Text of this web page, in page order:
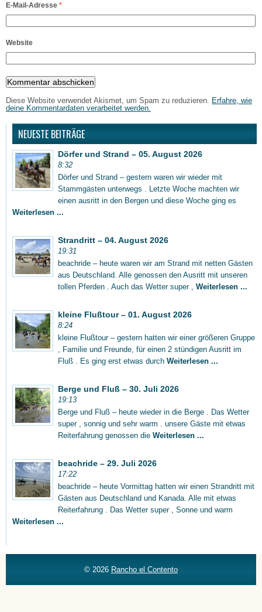
E-Mail-Adresse *
Website
Diese Website verwendet Akismet, um Spam zu reduzieren. Erfahre, wie
deine Kommentardaten verarbeitet werden.
NEUESTE BEITRÄGE
Dörfer und Strand – 05. August 2026
8:32
Dörfer und Strand – gestern waren wir wieder mit
Stammgästen unterwegs . Letzte Woche machten wir
einen ausritt in den Bergen und diese Woche ging es
Weiterlesen ...
Strandritt – 04. August 2026
19:31
beachride – heute waren wir am Strand mit netten Gästen
aus Deutschland. Alle genossen den Ausritt mit unseren
tollen Pferden . Auch das Wetter super , Weiterlesen ...
kleine Flußtour – 01. August 2026
8:24
kleine Flußtour – gestern hatten wir einer größeren Gruppe
, Familie und Freunde, für einen 2 stündigen Ausritt im
Fluß . Es ging erst etwas durch Weiterlesen ...
Berge und Fluß – 30. Juli 2026
19:13
Berge und Fluß – heute wieder in die Berge . Das Wetter
super , sonnig und sehr warm . unsere Gäste mit etwas
Reiterfahrung genossen die Weiterlesen ...
beachride – 29. Juli 2026
17:22
beachride – heute Vormittag hatten wir einen Strandritt mit
Gästen aus Deutschland und Kanada. Alle mit etwas
Reiterfahrung . Das Wetter super , Sonne und warm
Weiterlesen ...
© 2026 Rancho el Contento